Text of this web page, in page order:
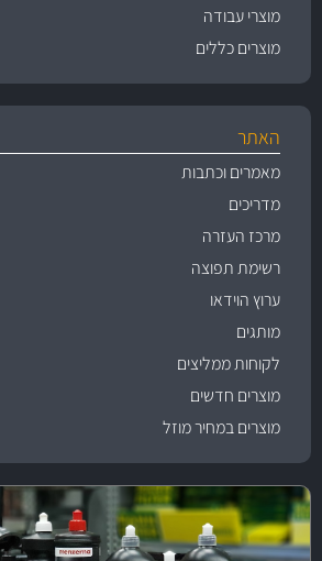
מוצרי עבודה
מוצרים כללים
האתר
מאמרים וכתבות
מדריכים
מרכז העזרה
רשימת תפוצה
ערוץ הוידאו
מותגים
לקוחות ממליצים
מוצרים חדשים
מוצרים במחיר מוזל